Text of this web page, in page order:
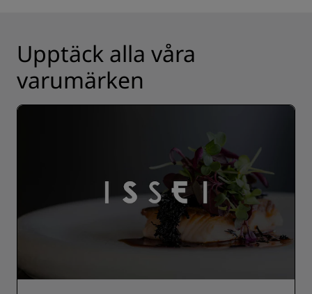
Upptäck alla våra
varumärken